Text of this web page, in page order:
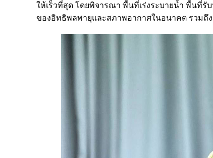
ให้เร็วที่สุด โดยพิจารณา พื้นที่เร่งระบายน้ำ พื้นที่
ของอิทธิพลพายุและสภาพอากาศในอนาคต รวมถึง